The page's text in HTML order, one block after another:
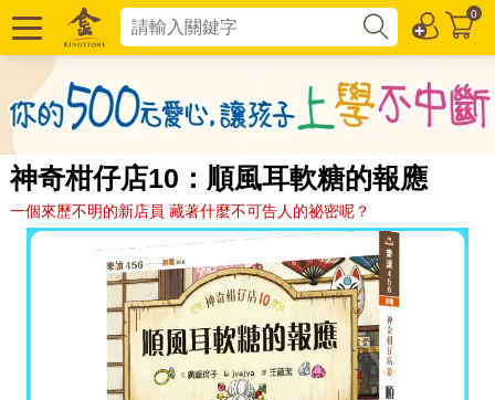
0
神奇柑仔店10：順風耳軟糖的報應
一個來歷不明的新店員 藏著什麼不可告人的祕密呢？